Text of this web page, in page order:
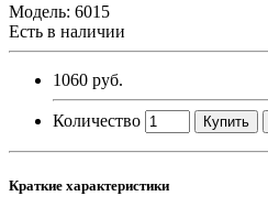
Модель: 6015
Есть в наличии
1060 руб.
Количество Купить
Краткие характеристики